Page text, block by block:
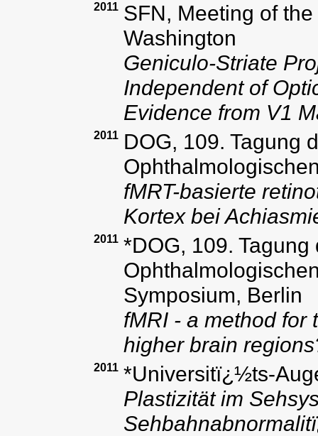
2011 SFN, Meeting of
Washington
Geniculo-Striate
Independent of
Evidence from V1
2011 DOG, 109. Tagung
fMRT-basierte
Kortex bei
2011 *DOG, 109.
Symposium, Berlin
fMRI - a method for
higher brain
2011 *Universitï¿½ts-
Plastizität im